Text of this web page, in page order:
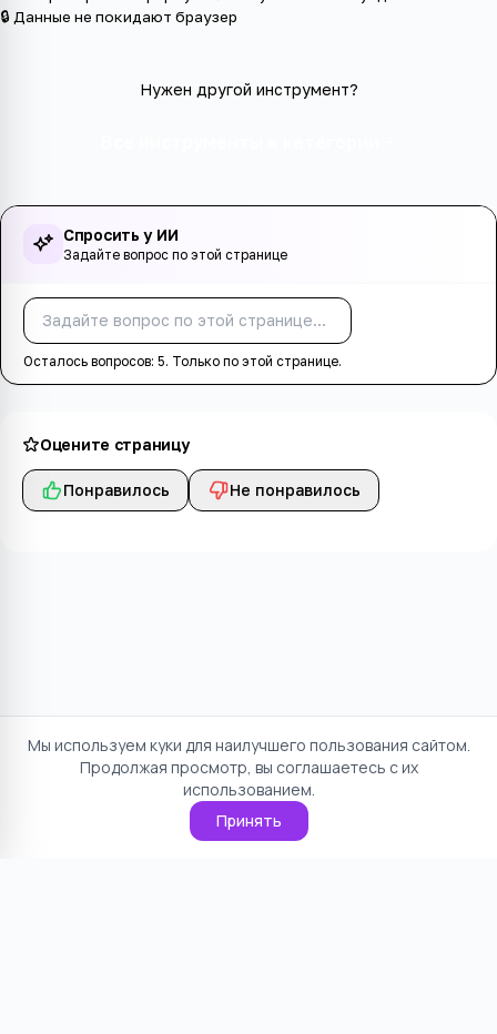
🔒 Данные не покидают браузер
Нужен другой инструмент?
Спросить у ИИ
Задайте вопрос по этой странице
Осталось вопросов: 5. Только по этой странице.
Оцените страницу
Понравилось Не понравилось
Мы используем куки для наилучшего пользования сайтом.
Продолжая просмотр, вы соглашаетесь с их
использованием.
Принять